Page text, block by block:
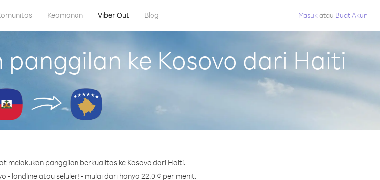
Keamanan Viber Out Blog Masuk atau Buat Akun
ke Kosovo dari Haiti
melakukan panggilan berkualitas ke Kosovo dari Haiti.
- landline atau seluler! - mulai dari hanya 22.0 ¢ per menit.